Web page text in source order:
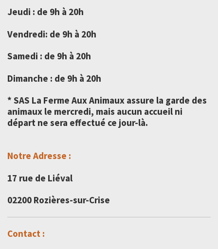
Jeudi : de 9h à 20h
Vendredi: de 9h à 20h
Samedi : de 9h à 20h
Dimanche : de 9h à 20h
* SAS La Ferme Aux Animaux assure la garde des
animaux le mercredi, mais aucun accueil ni
départ ne sera effectué ce jour-là.
Notre Adresse :
17 rue de Liéval
02200 Rozières-sur-Crise
Contact :